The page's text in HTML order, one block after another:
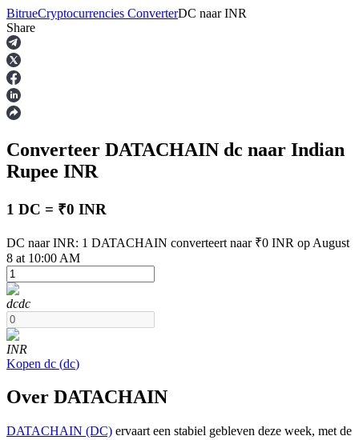
Termijncontracten
USDT-futures
Futures met USDT als onderpand
COIN-M-futures
BitrueCryptocurrencies ConverterDC naar INR
Share
Converteer DATACHAIN dc naar Indian
Rupee INR
1 DC = ₹0 INR
DC naar INR: 1 DATACHAIN converteert naar ₹0 INR op August
8 at 10:00 AM
dcdc
INR
Kopen dc (dc)
Over DATACHAIN
DATACHAIN (DC) ervaart een stabiel gebleven deze week, met de